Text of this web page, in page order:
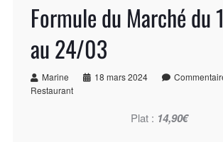
Formule du Marché du
au 24/03
Marine 18 mars 2024
Restaurant
Plat : 14,90€